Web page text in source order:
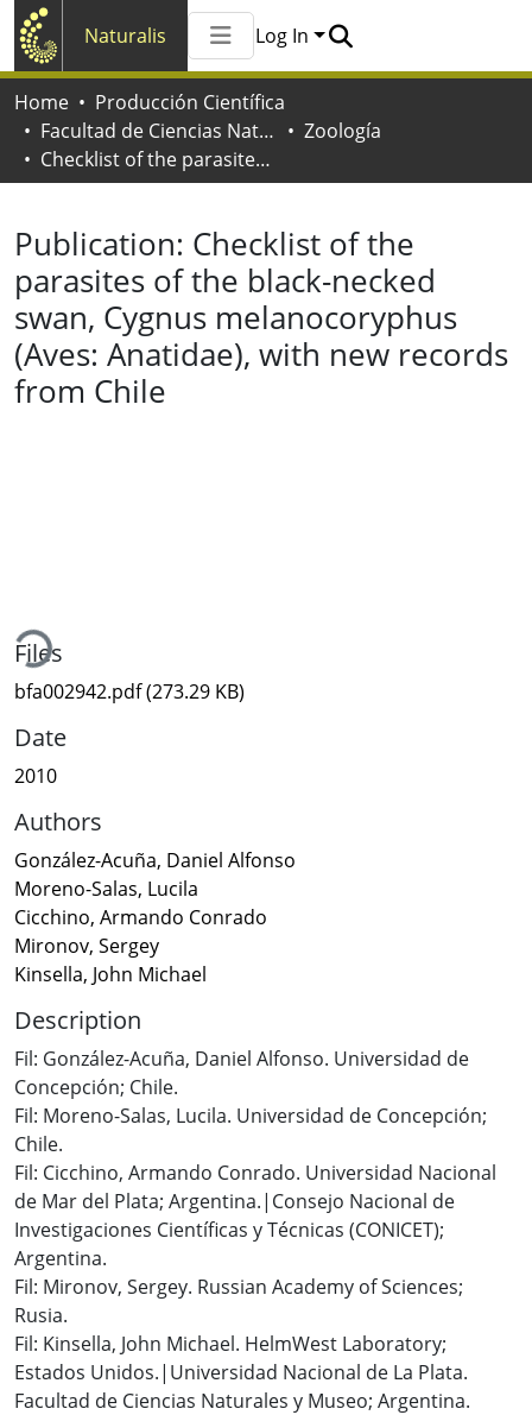
Naturalis
All of Naturalis
Log In
Home
Producción Científica
Facultad de Ciencias Naturales y Museo
Zoología
Checklist of the parasites of the black-necked swan, Cygnus melanocoryphus (Aves: Anatidae), with new records from Chile
Publication: Checklist of the
parasites of the black-necked
swan, Cygnus melanocoryphus
(Aves: Anatidae), with new records
from Chile
Files
bfa002942.pdf(273.29 KB)
Date
2010
Authors
González-Acuña, Daniel Alfonso
Moreno-Salas, Lucila
Cicchino, Armando Conrado
Mironov, Sergey
Kinsella, John Michael
Description
Fil: González-Acuña, Daniel Alfonso. Universidad de
Concepción; Chile.
Fil: Moreno-Salas, Lucila. Universidad de Concepción;
Chile.
Fil: Cicchino, Armando Conrado. Universidad Nacional
de Mar del Plata; Argentina.|Consejo Nacional de
Investigaciones Científicas y Técnicas (CONICET);
Argentina.
Fil: Mironov, Sergey. Russian Academy of Sciences;
Rusia.
Fil: Kinsella, John Michael. HelmWest Laboratory;
Estados Unidos.|Universidad Nacional de La Plata.
Facultad de Ciencias Naturales y Museo; Argentina.